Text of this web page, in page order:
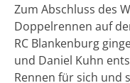
Zum Abschluss des
Doppelrennen auf
RC Blankenburg
und Daniel Kuhn
Rennen für sich und